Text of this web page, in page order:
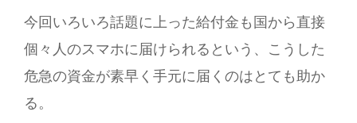
今回いろいろ話題に上った給付金も国から直接
個々人のスマホに届けられるという、こうした
危急の資金が素早く手元に届くのはとても助か
る。